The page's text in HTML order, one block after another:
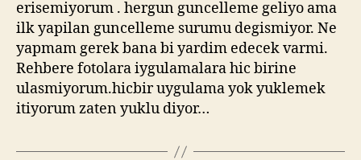
erisemiyorum . hergun guncelleme geliyo ama
ilk yapilan guncelleme surumu degismiyor. Ne
yapmam gerek bana bi yardim edecek varmi.
Rehbere fotolara iygulamalara hic birine
ulasmiyorum.hicbir uygulama yok yuklemek
itiyorum zaten yuklu diyor…